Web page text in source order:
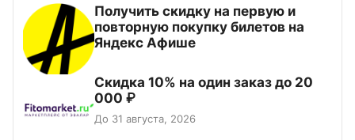
Получить скидку на первую и
повторную покупку билетов на
Яндекс Афише
Скидка 10% на один заказ до 20
000 ₽
До 31 августа, 2026